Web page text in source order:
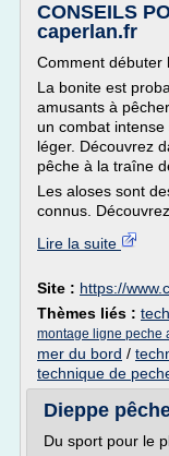
CONSEILS
caperlan.fr
Comment débuter
La bonite est
amusants à
un combat
léger. Découvrez
pêche à la traîne
Les aloses sont
connus. Découvrez
Lire la suite
Site : https://
Thèmes liés :
montage ligne peche
mer du bord /
technique de
Dieppe
Du sport pour le